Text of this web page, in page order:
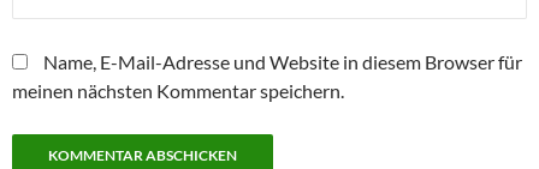
Name, E-Mail-Adresse und Website in diesem Browser für
meinen nächsten Kommentar speichern.